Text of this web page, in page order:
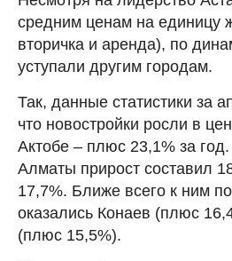
средним ценам на единицу
вторичка и аренда), по
уступали другим городам.
Так, данные статистики за
что новостройки росли в
Актобе – плюс 23,1% за
Алматы прирост составил
17,7%. Ближе всего к ним
оказались Конаев (плюс
(плюс 15,5%).